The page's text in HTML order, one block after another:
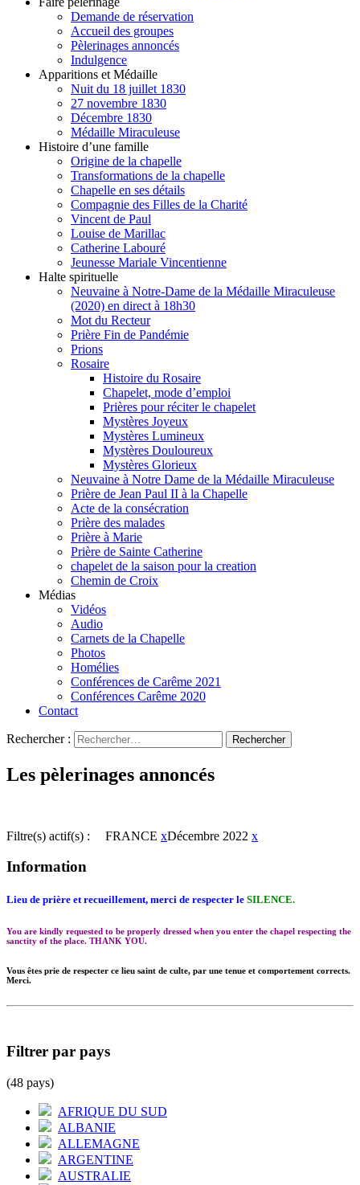
Demande de réservation
Accueil des groupes
Pèlerinages annoncés
Indulgence
Apparitions et Médaille
Nuit du 18 juillet 1830
27 novembre 1830
Décembre 1830
Médaille Miraculeuse
Histoire d’une famille
Origine de la chapelle
Transformations de la chapelle
Chapelle en ses détails
Compagnie des Filles de la Charité
Vincent de Paul
Louise de Marillac
Catherine Labouré
Jeunesse Mariale Vincentienne
Halte spirituelle
Neuvaine à Notre-Dame de la Médaille Miraculeuse
(2020) en direct à 18h30
Mot du Recteur
Prière Fin de Pandémie
Prions
Rosaire
Histoire du Rosaire
Chapelet, mode d’emploi
Prières pour réciter le chapelet
Mystères Joyeux
Mystères Lumineux
Mystères Douloureux
Mystères Glorieux
Neuvaine à Notre Dame de la Médaille Miraculeuse
Prière de Jean Paul II à la Chapelle
Acte de la consécration
Prière des malades
Prière à Marie
Prière de Sainte Catherine
chapelet de la saison pour la creation
Chemin de Croix
Médias
Vidéos
Audio
Carnets de la Chapelle
Photos
Homélies
Conférences de Carême 2021
Conférences Carême 2020
Contact
Rechercher :
Les pèlerinages annoncés
Filtre(s) actif(s) : FRANCE xDécembre 2022 x
Information
Lieu de prière et recueillement, merci de respecter le SILENCE.
You are kindly requested to be properly dressed when you enter the chapel respecting the
sanctity of the place. THANK YOU.
Vous êtes prie de respecter ce lieu saint de culte, par une tenue et comportement corrects.
Merci.
Filtrer par pays
(48 pays)
AFRIQUE DU SUD
ALBANIE
ALLEMAGNE
ARGENTINE
AUSTRALIE